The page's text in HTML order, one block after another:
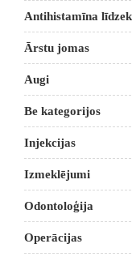
Antihistamīna
Ārstu jomas
Augi
Be kategorijos
Injekcijas
Izmeklējumi
Odontoloģija
Operācijas